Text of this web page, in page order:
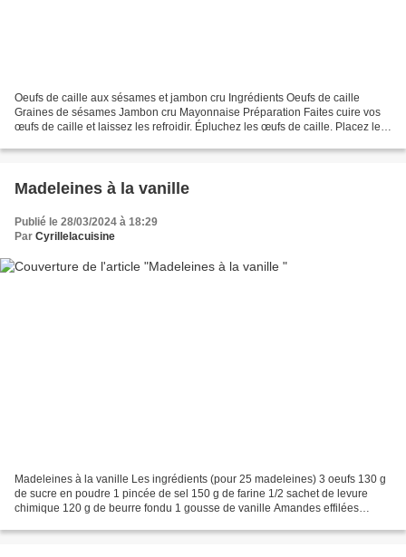
Oeufs de caille aux sésames et jambon cru Ingrédients Oeufs de caille
Graines de sésames Jambon cru Mayonnaise Préparation Faites cuire vos
œufs de caille et laissez les refroidir. Épluchez les œufs de caille. Placez les
Madeleines à la vanille
Publié le 28/03/2024 à 18:29
Par Cyrillelacuisine
Madeleines à la vanille Les ingrédients (pour 25 madeleines) 3 oeufs 130 g
de sucre en poudre 1 pincée de sel 150 g de farine 1/2 sachet de levure
chimique 120 g de beurre fondu 1 gousse de vanille Amandes effilées